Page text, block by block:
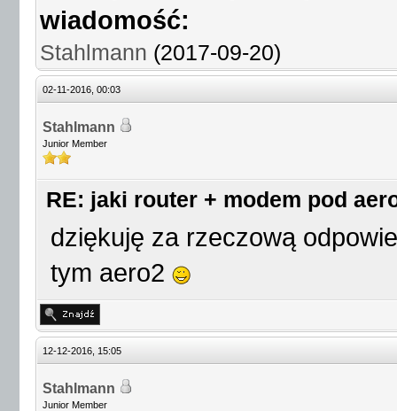
wiadomość:
Stahlmann (2017-09-20)
02-11-2016, 00:03
Stahlmann
Junior Member
RE: jaki router + modem pod
dziękuję za rzeczową
tym aero2
12-12-2016, 15:05
Stahlmann
Junior Member